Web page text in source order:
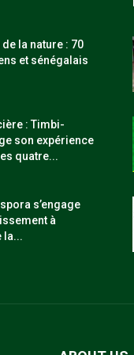
la nature : 70
et sénégalais
: Timbi-
son expérience
quatre...
s’engage
à
la...